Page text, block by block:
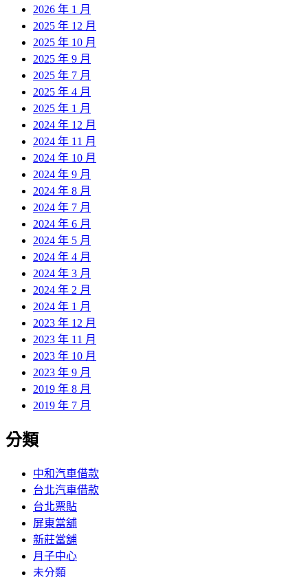
2026 年 1 月
2025 年 12 月
2025 年 10 月
2025 年 9 月
2025 年 7 月
2025 年 4 月
2025 年 1 月
2024 年 12 月
2024 年 11 月
2024 年 10 月
2024 年 9 月
2024 年 8 月
2024 年 7 月
2024 年 6 月
2024 年 5 月
2024 年 4 月
2024 年 3 月
2024 年 2 月
2024 年 1 月
2023 年 12 月
2023 年 11 月
2023 年 10 月
2023 年 9 月
2019 年 8 月
2019 年 7 月
分類
中和汽車借款
台北汽車借款
台北票貼
屏東當舖
新莊當舖
月子中心
未分類